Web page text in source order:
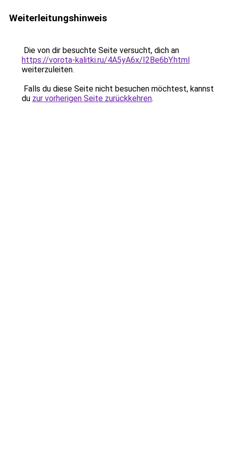
Weiterleitungshinweis
Die von dir besuchte Seite versucht, dich an
https://vorota-kalitki.ru/4A5yA6x/I2Be6bY.html
weiterzuleiten.
Falls du diese Seite nicht besuchen möchtest, kannst
du zur vorherigen Seite zurückkehren.